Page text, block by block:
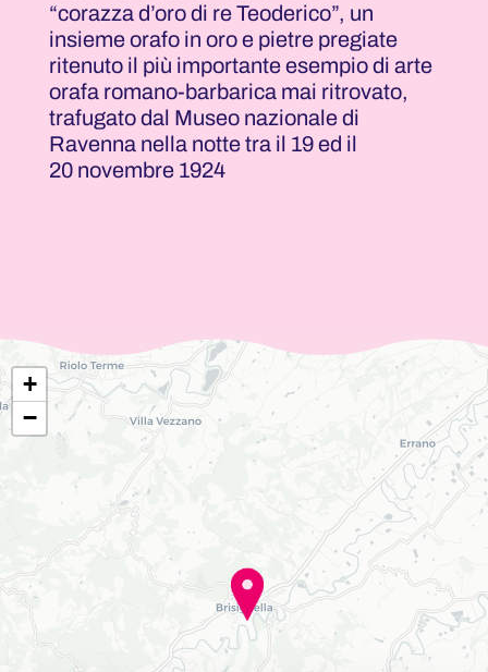
“corazza d’oro di re Teoderico”, un
insieme orafo in oro e pietre pregiate
ritenuto il più importante esempio di arte
orafa romano-barbarica mai ritrovato,
trafugato dal Museo nazionale di
Ravenna nella notte tra il 19 ed il
20 novembre 1924
+
−